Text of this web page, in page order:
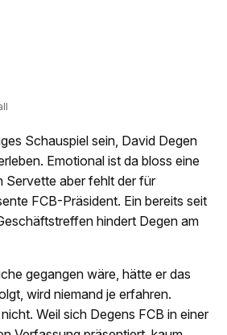
Schauspiel sein, David Degen
Emotional ist da bloss eine
Servette aber fehlt der für
FCB-Präsident. Ein bereits seit
hindert Degen am
gegangen wäre, hätte er das
wird niemand je erfahren.
Weil sich Degens FCB in einer